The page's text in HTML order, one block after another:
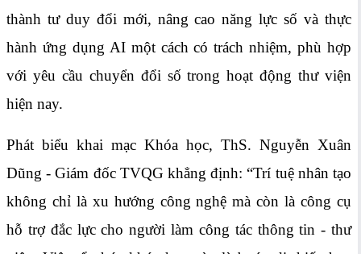
thành tư duy đổi mới, nâng cao năng lực số và thực
hành ứng dụng AI một cách có trách nhiệm, phù hợp
với yêu cầu chuyển đổi số trong hoạt động thư viện
hiện nay.
Phát biểu khai mạc Khóa học, ThS. Nguyễn Xuân
Dũng - Giám đốc TVQG khẳng định: “Trí tuệ nhân tạo
không chỉ là xu hướng công nghệ mà còn là công cụ
hỗ trợ đắc lực cho người làm công tác thông tin - thư